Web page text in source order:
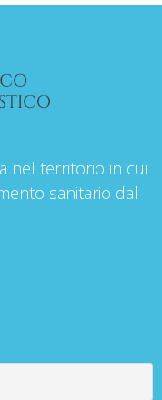
nel territorio in cui
sanitario dal